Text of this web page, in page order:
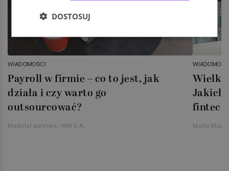
WIADOMOŚCI
Payroll w firmie – co to jest, jak
działa i czy warto go
outsourcować?
Materiał partnera, HRK S.A.
Jakich
Marta
DOSTOSUJ